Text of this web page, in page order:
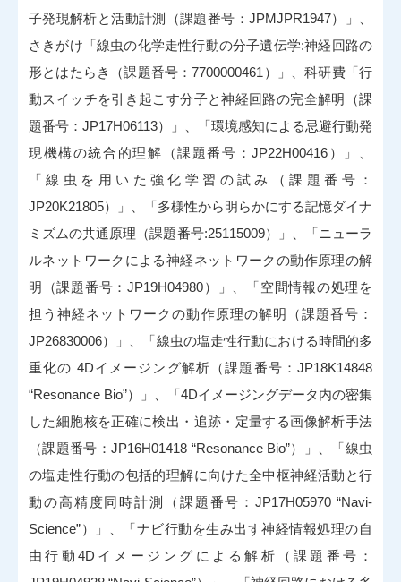
子発現解析と活動計測（課題番号：JPMJPR1947）」、
さきがけ「線虫の化学走性行動の分子遺伝学:神経回路の
形とはたらき（課題番号：7700000461）」、科研費「行
動スイッチを引き起こす分子と神経回路の完全解明（課
題番号：JP17H06113）」、「環境感知による忌避行動発
現機構の統合的理解（課題番号：JP22H00416）」、
「線虫を用いた強化学習の試み（課題番号：
JP20K21805）」、「多様性から明らかにする記憶ダイナ
ミズムの共通原理（課題番号:25115009）」、「ニューラ
ルネットワークによる神経ネットワークの動作原理の解
明（課題番号：JP19H04980）」、「空間情報の処理を
担う神経ネットワークの動作原理の解明（課題番号：
JP26830006）」、「線虫の塩走性行動における時間的多
重化の 4Dイメージング解析（課題番号：JP18K14848
“Resonance Bio”）」、「4Dイメージングデータ内の密集
した細胞核を正確に検出・追跡・定量する画像解析手法
（課題番号：JP16H01418 “Resonance Bio”）」、「線虫
の塩走性行動の包括的理解に向けた全中枢神経活動と行
動の高精度同時計測（課題番号：JP17H05970 “Navi-
Science”）」、「ナビ行動を生み出す神経情報処理の自
由行動4Dイメージングによる解析（課題番号：